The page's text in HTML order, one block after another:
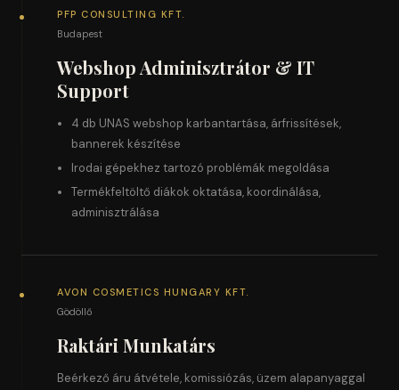
PFP CONSULTING KFT.
Budapest
Webshop Adminisztrátor & IT
Support
4 db UNAS webshop karbantartása, árfrissítések,
bannerek készítése
Irodai gépekhez tartozó problémák megoldása
Termékfeltöltő diákok oktatása, koordinálása,
adminisztrálása
AVON COSMETICS HUNGARY KFT.
Gödöllő
Raktári Munkatárs
Beérkező áru átvétele, komissiózás, üzem alapanyaggal